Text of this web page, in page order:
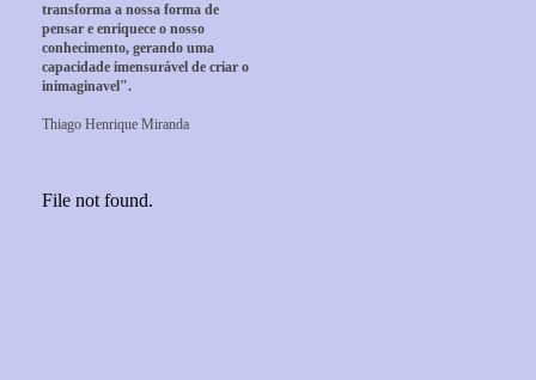
transforma a nossa forma de
pensar e enriquece o nosso
conhecimento, gerando uma
capacidade imensurável de criar o
inimaginavel".
Thiago Henrique Miranda